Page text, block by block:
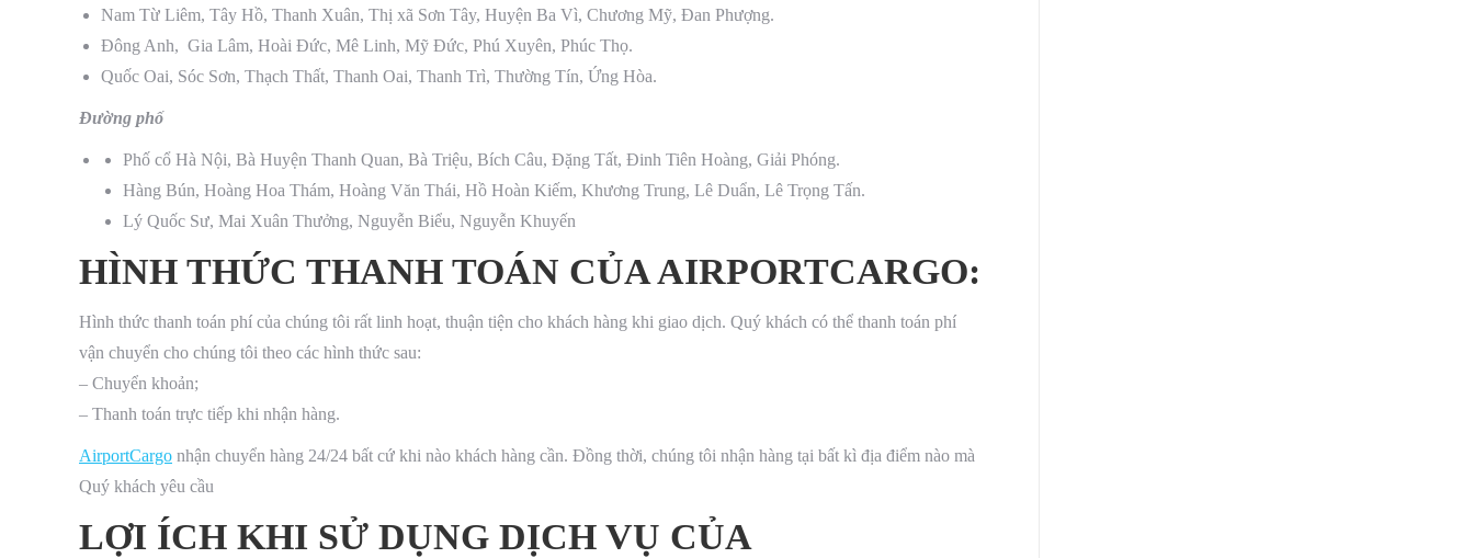
Nam Từ Liêm, Tây Hồ, Thanh Xuân, Thị xã Sơn Tây, Huyện Ba Vì, Chương Mỹ, Đan Phượng.
Đông Anh, Gia Lâm, Hoài Đức, Mê Linh, Mỹ Đức, Phú Xuyên, Phúc Thọ.
Quốc Oai, Sóc Sơn, Thạch Thất, Thanh Oai, Thanh Trì, Thường Tín, Ứng Hòa.
Đường phố
Phố cổ Hà Nội, Bà Huyện Thanh Quan, Bà Triệu, Bích Câu, Đặng Tất, Đinh Tiên Hoàng, Giải Phóng.
Hàng Bún, Hoàng Hoa Thám, Hoàng Văn Thái, Hồ Hoàn Kiếm, Khương Trung, Lê Duẩn, Lê Trọng Tấn.
Lý Quốc Sư, Mai Xuân Thưởng, Nguyễn Biểu, Nguyễn Khuyến
HÌNH THỨC THANH TOÁN CỦA AIRPORTCARGO:
Hình thức thanh toán phí của chúng tôi rất linh hoạt, thuận tiện cho khách hàng khi giao dịch. Quý khách có thể thanh toán phí
vận chuyển cho chúng tôi theo các hình thức sau:
– Chuyển khoản;
– Thanh toán trực tiếp khi nhận hàng.
AirportCargo nhận chuyển hàng 24/24 bất cứ khi nào khách hàng cần. Đồng thời, chúng tôi nhận hàng tại bất kì địa điểm nào mà
Quý khách yêu cầu
LỢI ÍCH KHI SỬ DỤNG DỊCH VỤ CỦA